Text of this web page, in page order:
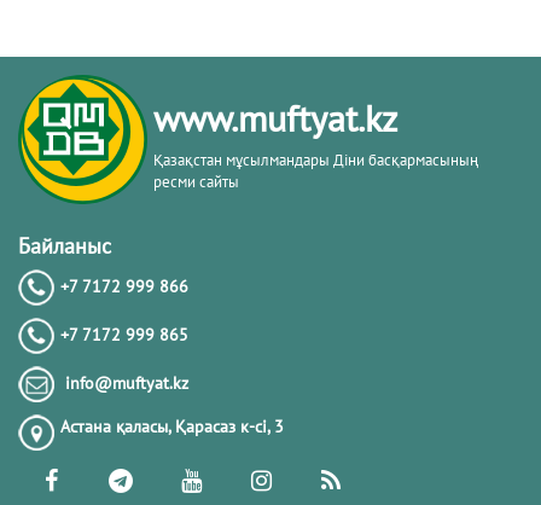
www.muftyat.kz
Қазақстан мұсылмандары Діни басқармасының
ресми сайты
Байланыс
+7 7172 999 866
+7 7172 999 865
info@muftyat.kz
Астана қаласы, Қарасаз к-сi, 3